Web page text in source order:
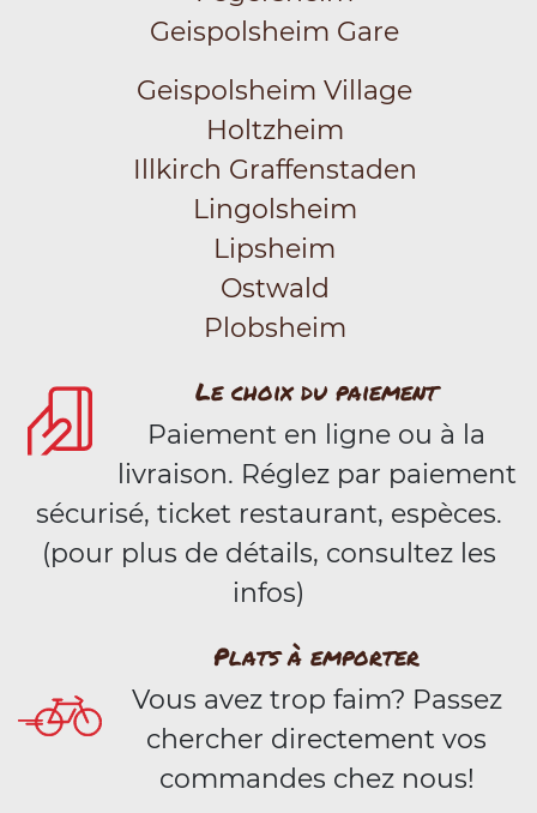
Geispolsheim Gare
Geispolsheim Village
Holtzheim
Illkirch Graffenstaden
Lingolsheim
Lipsheim
Ostwald
Plobsheim
Le choix du paiement
Paiement en ligne ou à la
livraison. Réglez par paiement
sécurisé, ticket restaurant, espèces.
(pour plus de détails, consultez les
infos)
Plats à emporter
Vous avez trop faim? Passez
chercher directement vos
commandes chez nous!